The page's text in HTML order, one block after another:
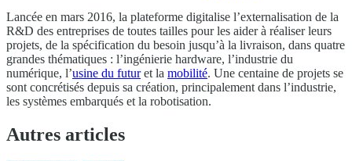
Lancée en mars 2016, la plateforme digitalise l’externalisation de la
R&D des entreprises de toutes tailles pour les aider à réaliser leurs
projets, de la spécification du besoin jusqu’à la livraison, dans quatre
grandes thématiques : l’ingénierie hardware, l’industrie du
numérique, l’usine du futuret la mobilité. Une centaine de projets se
sont concrétisés depuis sa création, principalement dans l’industrie,
les systèmes embarqués et la robotisation.
Autres articles